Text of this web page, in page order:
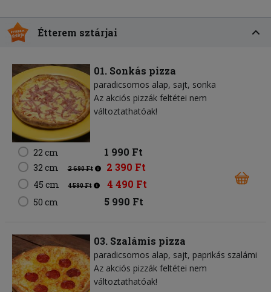
Étterem sztárjai
01. Sonkás pizza
paradicsomos alap sajt sonka
Az akciós pizzák feltétei nem
változtathatóak!
22 cm 1 990 Ft
32 cm 2 690 Ft 2 390 Ft
45 cm 4 590 Ft 4 490 Ft
50 cm 5 990 Ft
03. Szalámis pizza
paradicsomos alap sajt paprikás szalámi
Az akciós pizzák feltétei nem
változtathatóak!